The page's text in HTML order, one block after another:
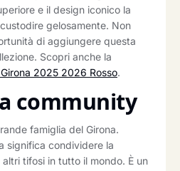
e il design iconico la
gelosamente. Non
di aggiungere questa
Scopri anche la
2025 2026 Rosso.
community
famiglia del Girona.
significa condividere la
tifosi in tutto il mondo. È un